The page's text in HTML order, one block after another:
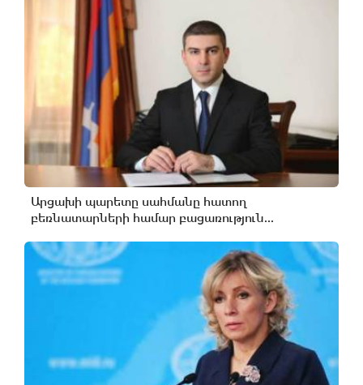
Արցախի պարետը սահմանը հատող
բեռնատարների համար բացառություն...